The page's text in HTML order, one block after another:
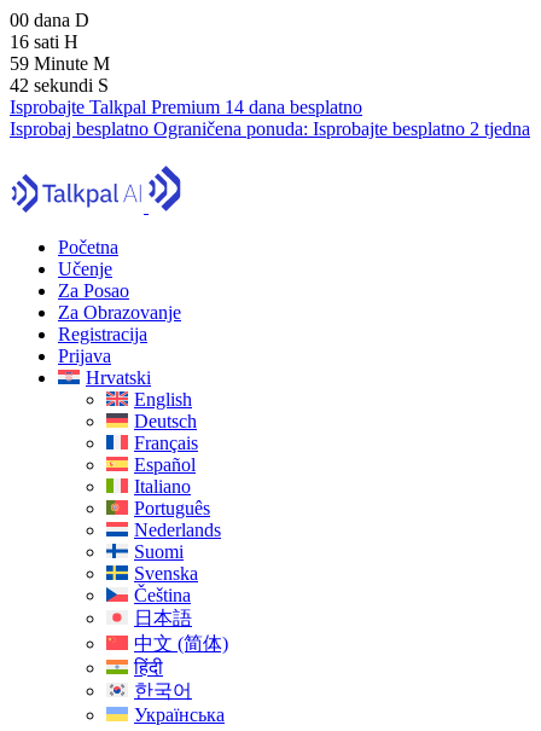
00 dana D
16 sati H
59 Minute M
41 sekundi S
Isprobajte Talkpal Premium 14 dana besplatno
Isprobaj besplatno Ograničena ponuda: Isprobajte besplatno 2 tjedna
Početna
Učenje
Za Posao
Za Obrazovanje
Registracija
Prijava
Hrvatski
English
Deutsch
Français
Español
Italiano
Português
Nederlands
Suomi
Svenska
Čeština
日本語
中文 (简体)
हिंदी
한국어
Українська